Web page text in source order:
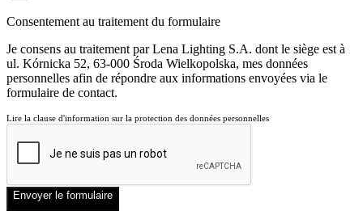
Consentement au traitement du formulaire
Je consens au traitement par Lena Lighting S.A. dont le siège est à
ul. Kórnicka 52, 63-000 Środa Wielkopolska, mes données
personnelles afin de répondre aux informations envoyées via le
formulaire de contact.
Lire la clause d'information sur la protection des données personnelles
Envoyer le formulaire